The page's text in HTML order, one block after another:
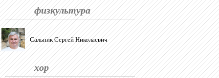
физкультура
Сальник Сергей Николаевич
хор